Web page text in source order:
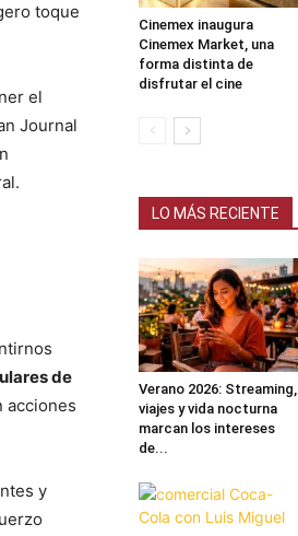
toque
el
Journal
de
acciones
y
Cinemex inaugura
Cinemex Market, una
forma distinta de
disfrutar el cine
LO MÁS RECIENTE
Verano 2026: Streaming,
viajes y vida nocturna
marcan los intereses
de...